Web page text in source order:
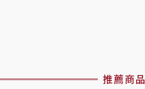
推薦商品